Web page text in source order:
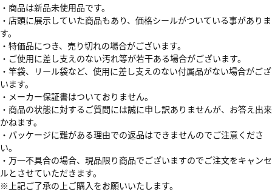
・商品は新品未使用品です。
・店頭に展示していた商品もあり、価格シールがついている事がありま
す。
・特価品につき、売り切れの場合がございます。
・ご使用に差し支えのない汚れ等が若干ある場合がございます。
・竿袋、リール袋など、使用に差し支えのない付属品がない場合がござ
います。
・メーカー保証書はついておりません。
・商品の状態に対するご質問には誠に申し訳ありませんが、お答え出来
かねます。
・パッケージに難がある理由での返品はできませんのでご注意くださ
い。
・万一不具合の場合、現品限り商品でございますのでご注文をキャンセ
ルとさせていただきます。
※上記ご了承の上ご購入をお願いいたします。